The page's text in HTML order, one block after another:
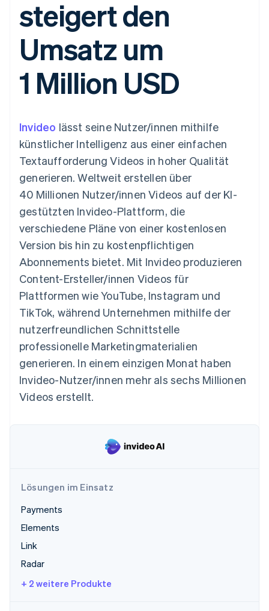
Zugriff auf mehr als
125
Zahlungen vor Ort
Authorization
Optimierung der
Autorisierungsraten
Bezahlvorgang
Connections
Verbundene
Datensynchronisierung
Product roadmap
Ausblick
Radar
Betrugsprävention
Atlas
Start-up-Gründung
Climate
CO₂-Entnahme
Identity
Online-Identitätsprüfung
Erfahren Sie, wie Stripe Lösungen für die
Jetzt ansehen
Geldmanagement
Plattformen
SaaS
Nach Branche
Gaming
Bewirtung, Reisen und
Freizeit
Versicherungen
Medien und
Unterhaltung
Gemeinnützige
Organisationen
Fachdienstleistungen
Öffentlicher Sektor
Einzelhandel
Ecosystem
Partner
Stripe App-Marktplatz
Marktplatz auf
Grundlagen der
Abonnementverwaltung
So setzen Sie
nutzungsbasierte
Abrechnung um
Stablecoin-gestützte
Karten ausgeben: So
Verwaltung von
Diensten mit Agenten
App-Integrationen
Code-Beispiele
Entwickler-Blog
API-Status
Produkt-Roadmap
Stripe Sessions
Karriere
Newsroom
Stripe Press
Sales-Team
kontaktieren
Partner werden
steigert den
Umsatz um
1 Million USD
Invideo lässt seine Nutzer/innen mithilfe
künstlicher Intelligenz aus einer einfachen
Textaufforderung Videos in hoher Qualität
generieren. Weltweit erstellen über
40 Millionen Nutzer/innen Videos auf der KI-
gestützten Invideo-Plattform, die
verschiedene Pläne von einer kostenlosen
Version bis hin zu kostenpflichtigen
Abonnements bietet. Mit Invideo produzieren
Content-Ersteller/innen Videos für
Plattformen wie YouTube, Instagram und
TikTok, während Unternehmen mithilfe der
nutzerfreundlichen Schnittstelle
professionelle Marketingmaterialien
generieren. In einem einzigen Monat haben
Invideo-Nutzer/innen mehr als sechs Millionen
Videos erstellt.
Lösungen im Einsatz
Payments
Elements
Link
Radar
+ 2 weitere Produkte